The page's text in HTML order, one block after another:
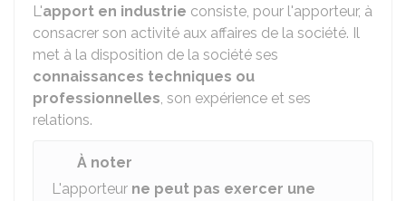
L'apport en industrie consiste, pour l'apporteur, à
consacrer son activité aux affaires de la société. Il
met à la disposition de la société ses
connaissances techniques ou
professionnelles, son expérience et ses
relations.
À noter
L'apporteur ne peut pas exercer une